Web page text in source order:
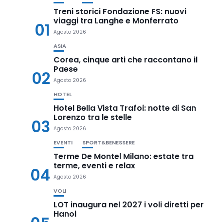
01
Treni storici Fondazione FS: nuovi
viaggi tra Langhe e Monferrato
Agosto 2026
02
ASIA
Corea, cinque arti che raccontano il
Paese
Agosto 2026
03
HOTEL
Hotel Bella Vista Trafoi: notte di San
Lorenzo tra le stelle
Agosto 2026
04
EVENTI SPORT&BENESSERE
Terme De Montel Milano: estate tra
terme, eventi e relax
Agosto 2026
VOLI
LOT inaugura nel 2027 i voli diretti per
Hanoi